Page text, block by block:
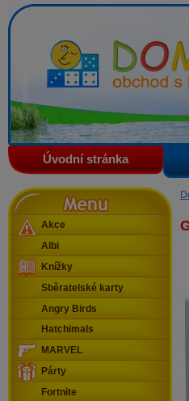
Domino - obchod s
Úvodní stránka
Menu
Akce
Albi
Knížky
Sběratelské karty
Angry Birds
Hatchimals
MARVEL
Párty
Fortnite